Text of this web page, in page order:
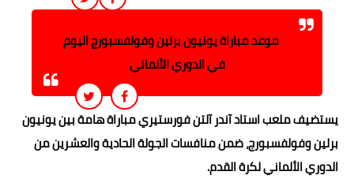
موعد مباراة يونيون برلين وفولفسبورج اليوم
في الدوري الألماني
يستضيف ملعب استاد آندر آلتن فورستيري مباراة هامة بين يونيون
برلين وفولفسبورج، ضمن منافسات الجولة الحادية والعشرين من
الدوري الألماني لكرة القدم.